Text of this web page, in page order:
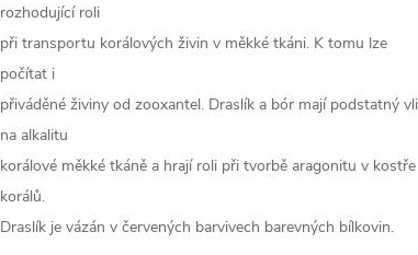
rozhodující roli
při transportu korálových živin v měkké tkáni. K tomu lze
počítat i
přiváděné živiny od zooxantel. Draslík a bór mají podstatný
na alkalitu
korálové měkké tkáně a hrají roli při tvorbě aragonitu v kostře
korálů.
Draslík je vázán v červených barvivech barevných bílkovin.